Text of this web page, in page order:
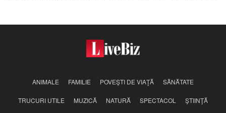
ANIMALE FAMILIE POVEŞTI DE VIAŢĂ SĂNĂTATE
TRUCURI UTILE MUZICĂ NATURĂ SPECTACOL ŞTIINŢĂ